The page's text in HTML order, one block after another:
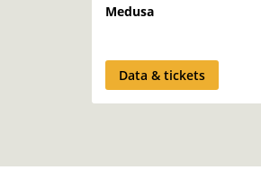
Medusa
Data & tickets